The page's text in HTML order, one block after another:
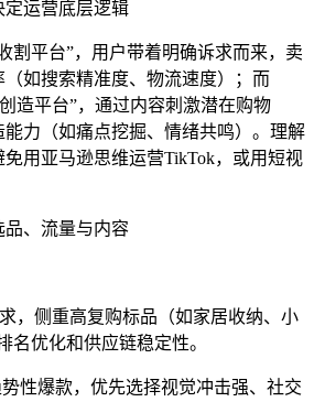
运营底层逻辑
割平台”，用户带着明确诉求而来，卖
如搜索精准度、物流速度）；而
造平台”，通过内容刺激潜在购物
力（如痛点挖掘、情绪共鸣）。理解
用亚马逊思维运营TikTok，或用短视
品、流量与内容
，侧重高复购标品（如家居收纳、小
名优化和供应链稳定性。
势性爆款，优先选择视觉冲击强、社交